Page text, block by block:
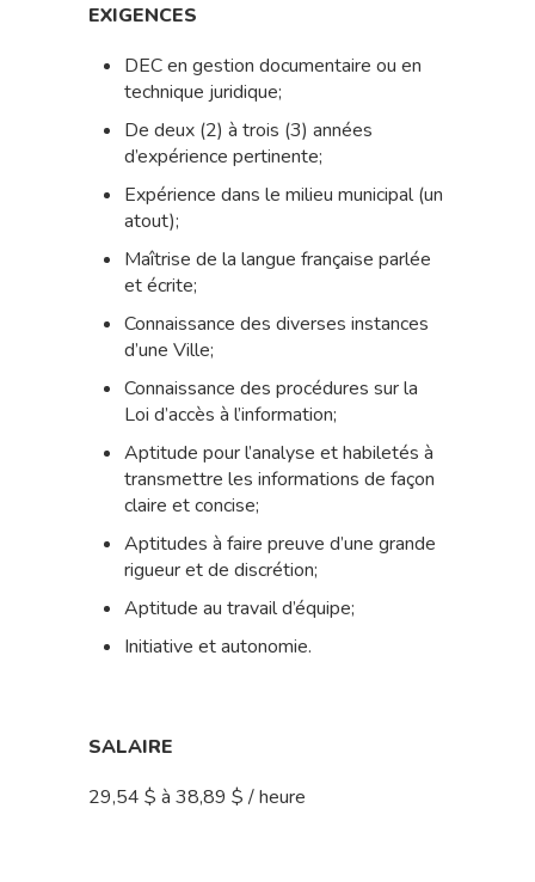
EXIGENCES
DEC en gestion documentaire ou en
technique juridique;
De deux (2) à trois (3) années
d’expérience pertinente;
Expérience dans le milieu municipal (un
atout);
Maîtrise de la langue française parlée
et écrite;
Connaissance des diverses instances
d’une Ville;
Connaissance des procédures sur la
Loi d’accès à l’information;
Aptitude pour l’analyse et habiletés à
transmettre les informations de façon
claire et concise;
Aptitudes à faire preuve d’une grande
rigueur et de discrétion;
Aptitude au travail d’équipe;
Initiative et autonomie.
SALAIRE
29,54 $ à 38,89 $ / heure